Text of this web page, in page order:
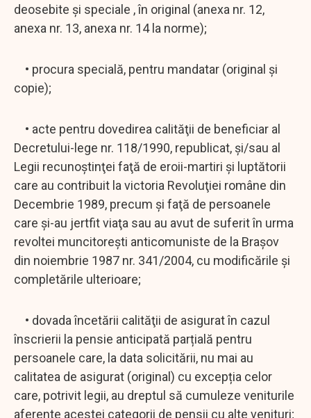
deosebite și speciale , în original (anexa nr. 12,
anexa nr. 13, anexa nr. 14 la norme);
• procura specială, pentru mandatar (original şi
copie);
• acte pentru dovedirea calităţii de beneficiar al
Decretului-lege nr. 118/1990, republicat, şi/sau al
Legii recunoştinţei faţă de eroii-martiri şi luptătorii
care au contribuit la victoria Revoluţiei române din
Decembrie 1989, precum şi faţă de persoanele
care şi-au jertfit viaţa sau au avut de suferit în urma
revoltei muncitoreşti anticomuniste de la Braşov
din noiembrie 1987 nr. 341/2004, cu modificările şi
completările ulterioare;
• dovada încetării calităţii de asigurat în cazul
înscrierii la pensie anticipată parțială pentru
persoanele care, la data solicitării, nu mai au
calitatea de asigurat (original) cu excepția celor
care, potrivit legii, au dreptul să cumuleze veniturile
aferente acestei categorii de pensii cu alte venituri;